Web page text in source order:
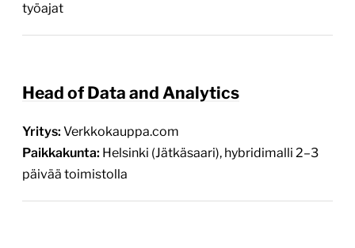
työajat
Head of Data and Analytics
Yritys: Verkkokauppa.com
Paikkakunta: Helsinki (Jätkäsaari), hybridimalli 2–3
päivää toimistolla